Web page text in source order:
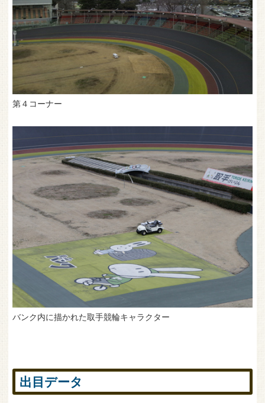
第４コーナー
バンク内に描かれた取手競輪キャラクター
出目データ